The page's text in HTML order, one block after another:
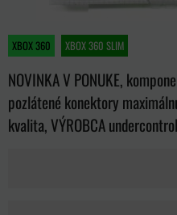
XBOX 360 XBOX 360 SLIM
NOVINKA V PONUKE,
pozlátené konektory
kvalita, VÝROBCA